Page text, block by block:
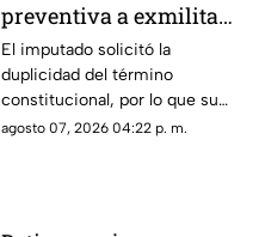
preventiva a exmilitar
estadounidense por
asesinato de tres
personas en Coahuila
El imputado solicitó la
duplicidad del término
constitucional, por lo que su
situación jurídica se definirá
agosto 07, 2026 04:22 p. m.